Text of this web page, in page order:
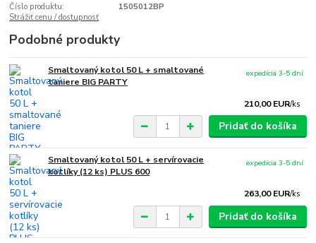
Číslo produktu:
1505012BP
Strážiť cenu / dostupnosť
Podobné produkty
Smaltovaný kotol 50 L + smaltované
taniere BIG PARTY
210,00 EUR/ks
expedícia 3-5 dní
Pridať do košíka
Smaltovaný kotol 50 L + servírovacie
kotlíky (12 ks) PLUS 600
263,00 EUR/ks
expedícia 3-5 dní
Pridať do košíka